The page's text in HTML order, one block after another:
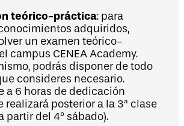
teórico-práctica: para
adquiridos,
un examen teórico-
campus CENEA Academy.
podrás disponer de todo
consideres necesario.
a 6 horas de dedicación
realizará posterior a la 3ª clase
partir del 4º sábado).